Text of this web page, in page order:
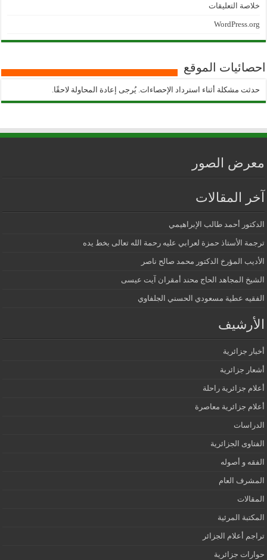
خلاصة التعليقات
WordPress.org
احصائيات الموقع
حدثت مشكلة أثناء استرداد الإحصاءات. يُرجى إعادة المحاولة لاحقًا.
معرض الصور
آخر المقالات
الدكتور أحمد طالب الإبراهيمي
ترجمة الأستاذ حمزة لعرابي عليه رحمة الله تعالى بخط يده
الأديب المؤرخ الدكتور محمد صالح ناصر
الشيخ المجاهد الحاج محند أمقران آيت عيسى
الفقيه عطية مسعودي الحسني الجلفاوي
الأرشيف
أخبار جزائرية
أشعار جزائرية
أعلام جزائرية راحلة
أعلام جزائرية معاصرة
الدراسات
الفتاوى الجزائرية
الفقه و أصوله
المشرف العام
المقالات
المكتبة المرئية
تراجم أعلام الجزائر
حوارات جزائرية